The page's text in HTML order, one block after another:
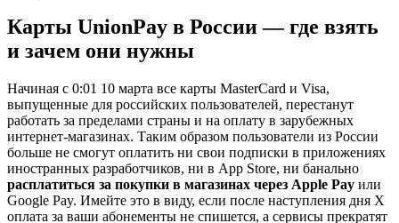
Карты UnionPay в России — где взять
и зачем они нужны
Начиная с 0:01 10 марта все карты MasterCard и Visa,
выпущенные для российских пользователей, перестанут
работать за пределами страны и на оплату в зарубежных
интернет-магазинах. Таким образом пользователи из России
больше не смогут оплатить ни свои подписки в приложениях
иностранных разработчиков, ни в App Store, ни банально
расплатиться за покупки в магазинах через Apple Pay или
Google Pay. Имейте это в виду, если после наступления дня X
оплата за ваши абонементы не спишется, а сервисы прекратят